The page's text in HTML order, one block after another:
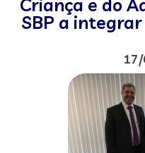
Criança e do
SBP a